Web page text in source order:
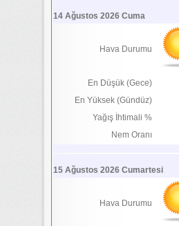
14 Ağustos 2026 Cuma
Hava Durumu
En Düşük (Gece)
En Yüksek (Gündüz)
Yağış İhtimali %
Nem Oranı
15 Ağustos 2026 Cumartesi
Hava Durumu